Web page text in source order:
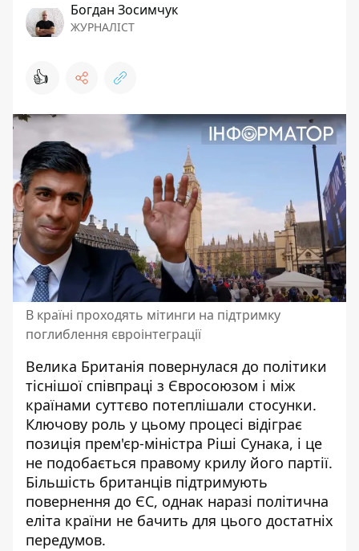
Богдан Зосимчук
ЖУРНАЛІСТ
👍
В країні проходять мітинги на підтримку
поглиблення євроінтеграції
Велика Британія повернулася до політики
тіснішої співпраці з Євросоюзом і між
країнами суттєво потеплішали стосунки.
Ключову роль у цьому процесі відіграє
позиція прем'єр-міністра Ріші Сунака, і це
не подобається правому крилу його партії.
Більшість британців підтримують
повернення до ЄС, однак наразі політична
еліта країни не бачить для цього достатніх
передумов.